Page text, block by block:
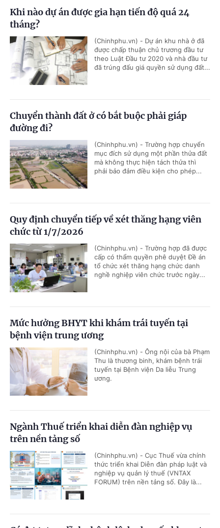
Khi nào dự án được gia hạn tiến độ quá 24
tháng?
(Chinhphu.vn) - Dự án khu nhà ở đã
được chấp thuận chủ trương đầu tư
theo Luật Đầu tư 2020 và nhà đầu tư
đã trúng đấu giá quyền sử dụng đất...
Chuyển thành đất ở có bắt buộc phải giáp
đường đi?
(Chinhphu.vn) - Trường hợp chuyển
mục đích sử dụng một phần thửa đất
mà không thực hiện tách thửa thì
phải bảo đảm điều kiện cho phép...
Quy định chuyển tiếp về xét thăng hạng viên
chức từ 1/7/2026
(Chinhphu.vn) - Trường hợp đã được
cấp có thẩm quyền phê duyệt Đề án
tổ chức xét thăng hạng chức danh
nghề nghiệp viên chức trước ngày...
Mức hưởng BHYT khi khám trái tuyến tại
bệnh viện trung ương
(Chinhphu.vn) - Ông nội của bà Phạm
Thu là thương binh, khám bệnh trái
tuyến tại Bệnh viện Da liễu Trung
ương.
Ngành Thuế triển khai diễn đàn nghiệp vụ
trên nền tảng số
(Chinhphu.vn) - Cục Thuế vừa chính
thức triển khai Diễn đàn pháp luật và
nghiệp vụ quản lý thuế (VNTAX
FORUM) trên nền tảng số. Đây là...